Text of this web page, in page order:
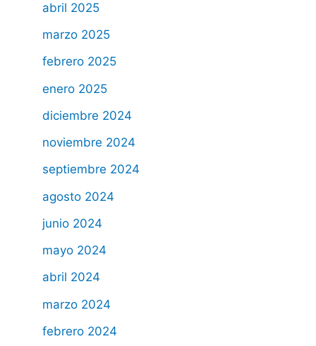
abril 2025
marzo 2025
febrero 2025
enero 2025
diciembre 2024
noviembre 2024
septiembre 2024
agosto 2024
junio 2024
mayo 2024
abril 2024
marzo 2024
febrero 2024